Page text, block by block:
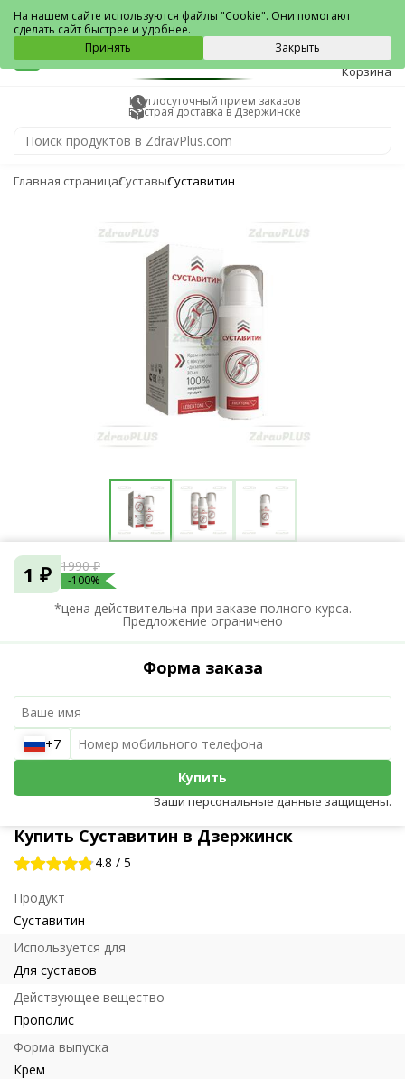
Дзержинск
0
Корзина
Круглосуточный прием заказов
Быстрая доставка в Дзержинске
Главная страницаСуставыСуставитин
Купить Суставитин в Дзержинск
4.8 / 5
Продукт
Суставитин
Используется для
Для суставов
Действующее вещество
Прополис
Форма выпуска
Крем
1 ₽ 1990 ₽
-100%
*цена действительна при заказе полного курса.
Предложение ограничено
Форма заказа
+7
Купить
Ваши персональные данные защищены.
На нашем сайте используются файлы "Cookie". Они помогают
сделать сайт быстрее и удобнее.
Принять
Закрыть